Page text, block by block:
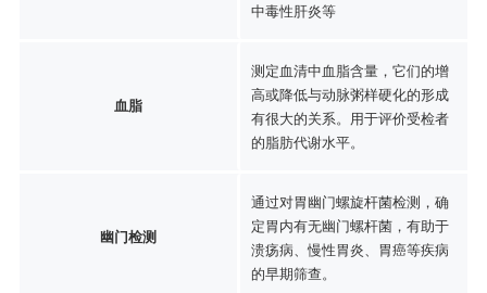
中毒性肝炎等
血脂
测定血清中血脂含量，它们的增
高或降低与动脉粥样硬化的形成
有很大的关系。用于评价受检者
的脂肪代谢水平。
幽门检测
通过对胃幽门螺旋杆菌检测，确
定胃内有无幽门螺杆菌，有助于
溃疡病、慢性胃炎、胃癌等疾病
的早期筛查。